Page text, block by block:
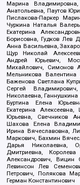
Марина
Анатольевна, Паутов
Пислакова-Паркер
Чуркина Наталья
Екатерина
Борисовна, Гудков Лев
Анна Васильевна,
Щур Николай
Андрей Юрьевич,
Михайлович, Симонов
Мельникова
Баженова Светлана
Сергей
Николаевна,
Буртина Елена
Екатерина
Юрьевна, Свечников
Шахова Елена
Ирина Вячеславовна,
Маркович, Бахмин
Дарья Николаевна,
Дмитриевна,
Александрович, Вицин
Левинсон Лев
Петрович, Полякова
Герман Константинович